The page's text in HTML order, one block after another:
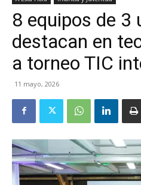
8 equipos de 3
destacan en
a torneo TIC
11 mayo, 2026